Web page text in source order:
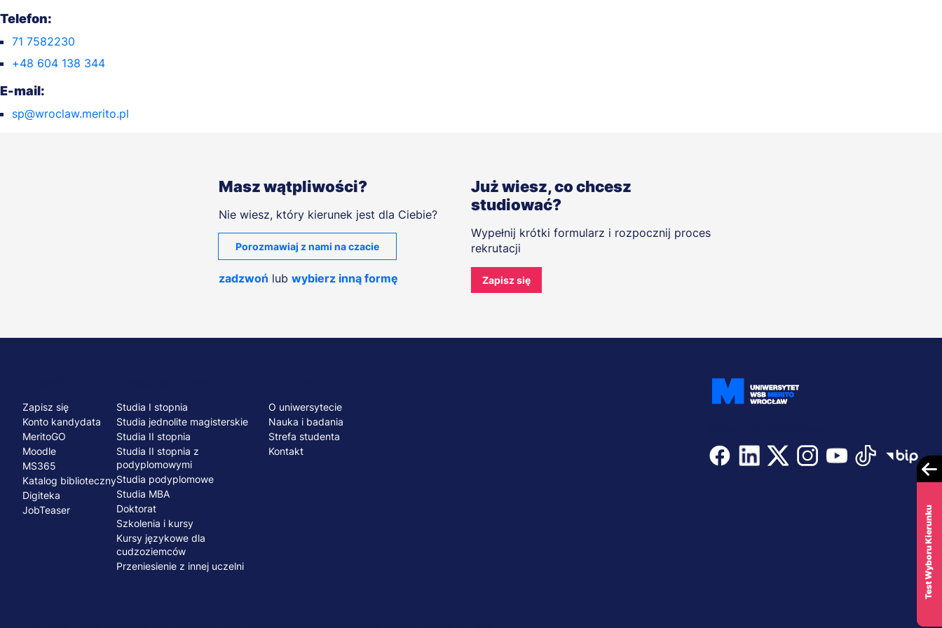
Telefon:
71 7582230
+48 604 138 344
E-mail:
sp@wroclaw.merito.pl
Masz wątpliwości?
Nie wiesz, który kierunek jest dla Ciebie?
Porozmawiaj z nami na czacie
zadzwoń lub wybierz inną formę
Już wiesz, co chcesz
studiować?
Wypełnij krótki formularz i rozpocznij proces
rekrutacji
Zapisz się
Menu
stopka
Zapisz się
Konto kandydata
MeritoGO
Moodle
MS365
Katalog biblioteczny
Digiteka
JobTeaser
Studia I stopnia
Studia jednolite magisterskie
Studia II stopnia
Studia II stopnia z
podyplomowymi
Studia podyplomowe
Studia MBA
Doktorat
Szkolenia i kursy
Kursy językowe dla
cudzoziemców
Przeniesienie z innej uczelni
O uniwersytecie
Nauka i badania
Strefa studenta
Kontakt
Test Wyboru Kierunku